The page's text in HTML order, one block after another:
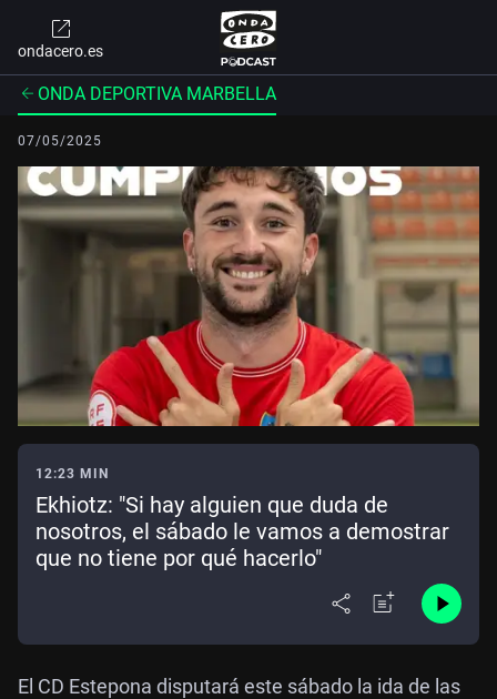
ondacero.es
ONDA DEPORTIVA MARBELLA
07/05/2025
12:23 MIN
Ekhiotz: "Si hay alguien que duda de
nosotros, el sábado le vamos a demostrar
que no tiene por qué hacerlo"
El CD Estepona disputará este sábado la ida de las